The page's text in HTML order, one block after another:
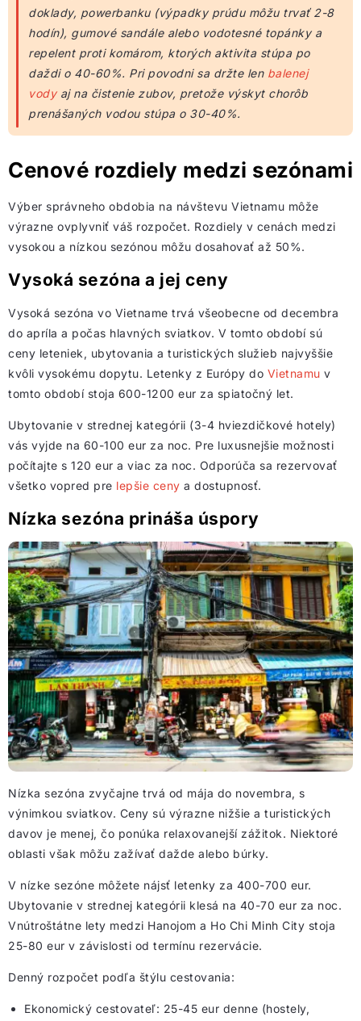
doklady, powerbanku (výpadky prúdu môžu trvať 2-8
hodín), gumové sandále alebo vodotesné topánky a
repelent proti komárom, ktorých aktivita stúpa po
daždi o 40-60%. Pri povodni sa držte len balenej
vodyaj na čistenie zubov, pretože výskyt chorôb
prenášaných vodou stúpa o 30-40%.
Cenové rozdiely medzi sezónami
Výber správneho obdobia na návštevu Vietnamu môže
výrazne ovplyvniť váš rozpočet. Rozdiely v cenách medzi
vysokou a nízkou sezónou môžu dosahovať až 50%.
Vysoká sezóna a jej ceny
Vysoká sezóna vo Vietname trvá všeobecne od decembra
do apríla a počas hlavných sviatkov. V tomto období sú
ceny leteniek, ubytovania a turistických služieb najvyššie
kvôli vysokému dopytu. Letenky z Európy do Vietnamu v
tomto období stoja 600-1200 eur za spiatočný let.
Ubytovanie v strednej kategórii (3-4 hviezdičkové hotely)
vás vyjde na 60-100 eur za noc. Pre luxusnejšie možnosti
počítajte s 120 eur a viac za noc. Odporúča sa rezervovať
všetko vopred pre lepšie ceny a dostupnosť.
Nízka sezóna prináša úspory
Nízka sezóna zvyčajne trvá od mája do novembra, s
výnimkou sviatkov. Ceny sú výrazne nižšie a turistických
davov je menej, čo ponúka relaxovanejší zážitok. Niektoré
oblasti však môžu zažívať dažde alebo búrky.
V nízke sezóne môžete nájsť letenky za 400-700 eur.
Ubytovanie v strednej kategórii klesá na 40-70 eur za noc.
Vnútroštátne lety medzi Hanojom a Ho Chi Minh City stoja
25-80 eur v závislosti od termínu rezervácie.
Denný rozpočet podľa štýlu cestovania:
Ekonomický cestovateľ: 25-45 eur denne (hostely,